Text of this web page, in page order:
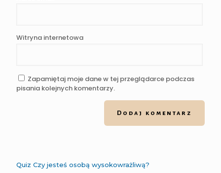
Witryna internetowa
Zapamiętaj moje dane w tej przeglądarce podczas
pisania kolejnych komentarzy.
Quiz Czy jesteś osobą wysokowrażliwą?